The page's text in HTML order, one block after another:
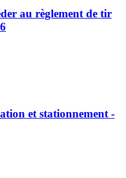
au règlement de tir
et stationnement -